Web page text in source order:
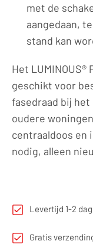
met de
aangedaan,
stand kan
Het LUMINOUS®
geschikt voor
fasedraad bij
oudere
centraaldoos en
nodig, alleen
Levertijd 1-2
Gratis